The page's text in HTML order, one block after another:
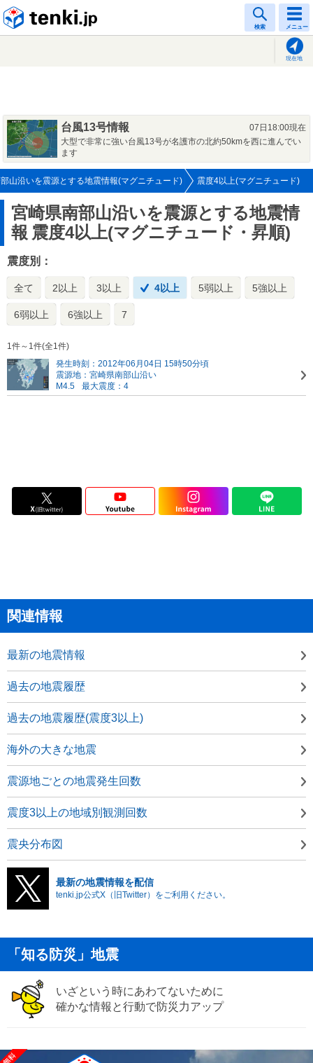
検索 メニュー
現在地
台風13号情報
07日18:00現在
大型で非常に強い台風13号が名護市の北約50kmを西に進んでい
ます
山沿いを震源とする地震情報(マグニチュード) 震度4以上(マグニチュード)
宮崎県南部山沿いを震源とする地震情
報 震度4以上(マグニチュード・昇順)
震度別：
全て 2以上 3以上 4以上 5弱以上 5強以上
6弱以上 6強以上 7
1件～1件(全1件)
発生時刻：2012年06月04日 15時50分頃
震源地：宮崎県南部山沿い
M4.5
最大震度：4
関連情報
最新の地震情報
過去の地震履歴
過去の地震履歴(震度3以上)
海外の大きな地震
震源地ごとの地震発生回数
震度3以上の地域別観測回数
震央分布図
最新の地震情報を配信
tenki.jp公式X（旧Twitter）をご利用ください。
「知る防災」地震
いざという時にあわてないために
確かな情報と行動で防災力アップ